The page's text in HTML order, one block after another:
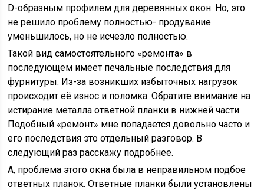
D-образным профилем для деревянных окон. Но, это
не решило проблему полностью- продувание
уменьшилось, но не исчезло полностью.
Такой вид самостоятельного «ремонта» в
последующем имеет печальные последствия для
фурнитуры. Из-за возникших избыточных нагрузок
происходит её износ и поломка. Обратите внимание на
истирание металла ответной планки в нижней части.
Подобный «ремонт» мне попадается довольно часто и
его последствия это отдельный разговор. В
следующий раз расскажу подробнее.
А, проблема этого окна была в неправильном подбое
ответных планок. Ответные планки были установлены